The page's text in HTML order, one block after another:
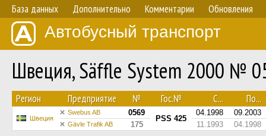
База данных Дополнительно Комментарии Обновления
Автобусный транспорт
Швеция, Säffle System 2000 №
Регион Предприятие № Гос.№ С... По...
Швеция
Swebus AB 0569
PSS 425
04.1998 09.2003
Gävle Trafik AB 175 11.1993 04.1998